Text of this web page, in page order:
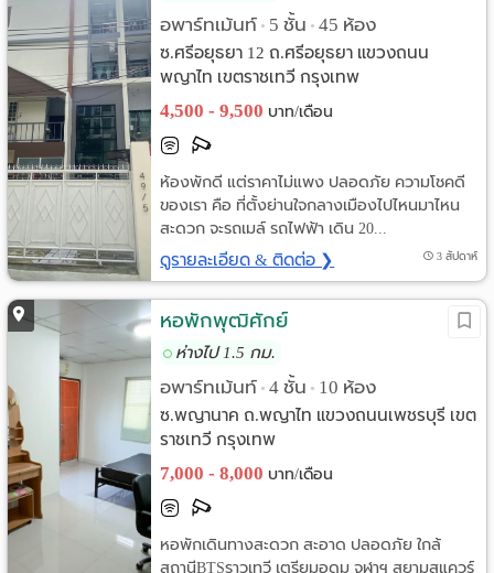
อพาร์ทเม้นท์ • 5 ชั้น • 45 ห้อง
ซ.ศรีอยุธยา 12 ถ.ศรีอยุธยา แขวงถนน
พญาไท เขตราชเทวี กรุงเทพ
4,500 - 9,500 บาท/เดือน
ห้องพักดี แต่ราคาไม่แพง ปลอดภัย ความโชคดี
ของเรา คือ ที่ตั้งย่านใจกลางเมืองไปไหนมาไหน
สะดวก จะรถเมล์ รถไฟฟ้า เดิน 20...
ดูรายละเอียด & ติดต่อ ❯ 3 สัปดาห์
หอพักพุฒิศักย์
ห่างไป 1.5 กม.
อพาร์ทเม้นท์ • 4 ชั้น • 10 ห้อง
ซ.พญานาค ถ.พญาไท แขวงถนนเพชรบุรี เขต
ราชเทวี กรุงเทพ
7,000 - 8,000 บาท/เดือน
หอพักเดินทางสะดวก สะอาด ปลอดภัย ใกล้
สถานีBTSราวเทวี เตรียมอุดม จุฬาฯ สยามสแควร์